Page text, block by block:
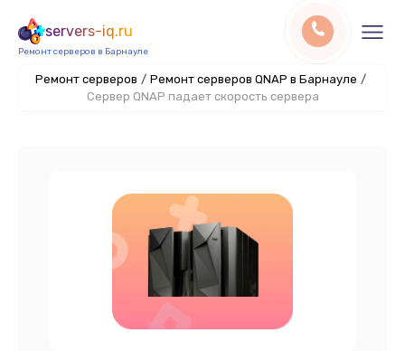
servers-iq.ru
Ремонт серверов в Барнауле
Ремонт серверов / Ремонт серверов QNAP в Барнауле /
Сервер QNAP падает скорость сервера